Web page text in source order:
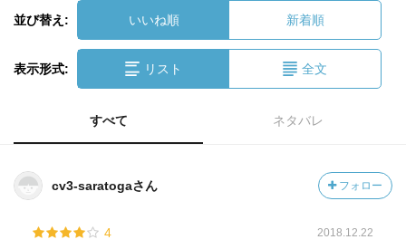
並び替え: いいね順 新着順
表示形式: リスト 全文
すべて ネタバレ
cv3-saratogaさん フォロー
4 2018.12.22